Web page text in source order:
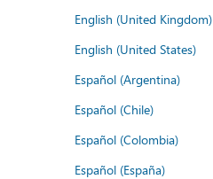
English (United Kingdom)
English (United States)
Español (Argentina)
Español (Chile)
Español (Colombia)
Español (España)